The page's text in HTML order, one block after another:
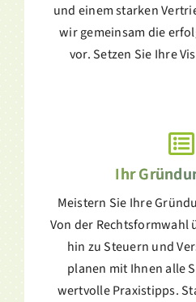
und einem starken
wir gemeinsam die
vor. Setzen Sie Ihre
Ihr
Meistern Sie Ihre
Von der Rechtsformwahl
hin zu Steuern und
planen mit Ihnen alle
wertvolle Praxistipps.